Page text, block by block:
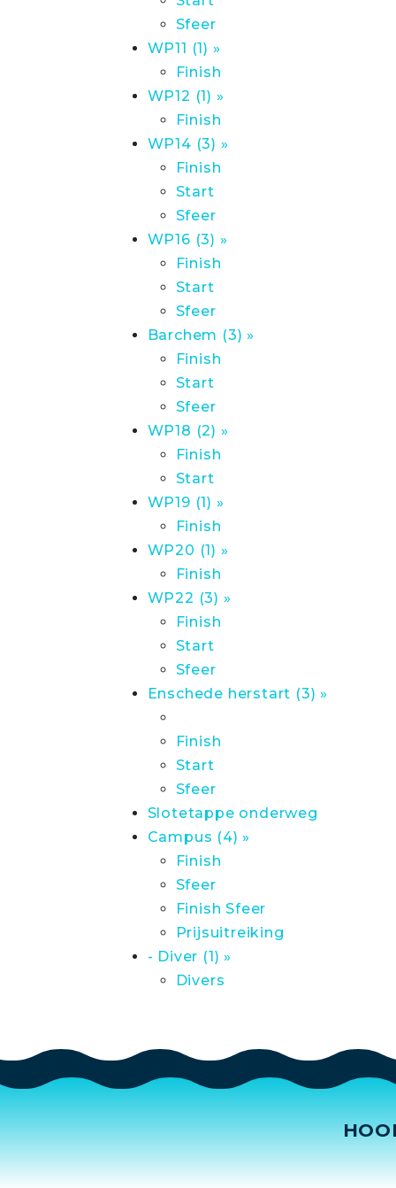
Sfeer
WP11 (1) »
Finish
WP12 (1) »
Finish
WP14 (3) »
Finish
Start
Sfeer
WP16 (3) »
Finish
Start
Sfeer
Barchem (3) »
Finish
Start
Sfeer
WP18 (2) »
Finish
Start
WP19 (1) »
Finish
WP20 (1) »
Finish
WP22 (3) »
Finish
Start
Sfeer
Enschede herstart (3) »
Finish
Start
Sfeer
Slotetappe onderweg
Campus (4) »
Finish
Sfeer
Finish Sfeer
Prijsuitreiking
- Diver (1) »
Divers